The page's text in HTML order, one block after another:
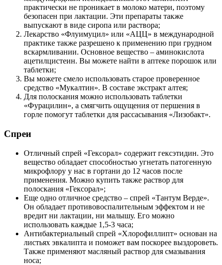
практически не проникает в молоко матери, поэтому
безопасен при лактации. Эти препараты также
выпускают в виде сиропа или раствора;
Лекарство «Флуимуцил» или «АЦЦ» в международной
практике также разрешено к применению при грудном
вскармливании. Основное вещество – аминокислота
ацетилцистеин. Вы можете найти в аптеке порошок или
таблетки;
Вы можете смело использовать старое проверенное
средство «Мукалтин». В составе экстракт алтея;
Для полоскания можно использовать таблетки
«Фурацилин», а смягчить ощущения от першения в
горле помогут таблетки для рассасывания «Лизобакт».
Спреи
Отличный спрей «Гексорал» содержит гексэтидин. Это
вещество обладает способностью угнетать патогенную
микрофлору у нас в гортани до 12 часов после
применения. Можно купить также раствор для
полоскания «Гексорал»;
Еще одно отличное средство – спрей «Тантум Верде».
Он обладает противовоспалительным эффектом и не
вредит ни лактации, ни малышу. Его можно
использовать каждые 1,5-3 часа;
Антибактериальный спрей «Хлорофиллипт» основан на
листьях эвкалипта и поможет вам поскорее выздороветь.
Также применяют масляный раствор для смазывания
носа;